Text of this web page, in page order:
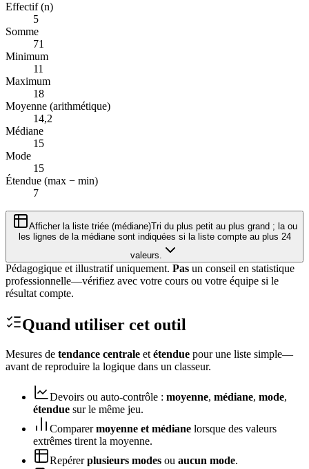
Effectif (n)
5
Somme
71
Minimum
11
Maximum
18
Moyenne (arithmétique)
14,2
Médiane
15
Mode
15
Étendue (max − min)
7
Afficher la liste triée (médiane)Tri du plus petit au plus grand ; la ou
les lignes de la médiane sont indiquées si la liste compte au plus 24
valeurs.
Pédagogique et illustratif uniquement. Pas un conseil en statistique
professionnelle—vérifiez avec votre cours ou votre équipe si le
résultat compte.
Quand utiliser cet outil
Mesures de tendance centrale et étendue pour une liste simple—
avant de reproduire la logique dans un classeur.
Devoirs ou auto‑contrôle : moyenne, médiane, mode,
étendue sur le même jeu.
Comparermoyenne et médiane lorsque des valeurs
extrêmes tirent la moyenne.
Repérerplusieurs modes ou aucun mode.